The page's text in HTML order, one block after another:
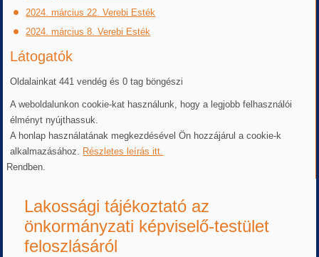
2024. március 22. Verebi Esték
2024. március 8. Verebi Esték
Látogatók
Oldalainkat 441 vendég és 0 tag böngészi
A weboldalunkon cookie-kat használunk, hogy a legjobb felhasználói
élményt nyújthassuk.
A honlap használatának megkezdésével Ön hozzájárul a cookie-k
alkalmazásához. Részletes leírás itt.
Rendben.
Lakossági tájékoztató az
önkormányzati képviselő-testület
feloszlásáról